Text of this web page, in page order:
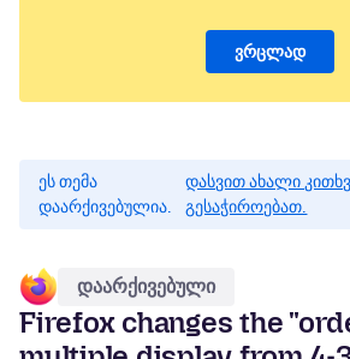
ვრცლად
ეს თემა
დაარქივებულია.
დასვით ახალი
გესაჭიროებათ.
დაარქივებული
Firefox changes the